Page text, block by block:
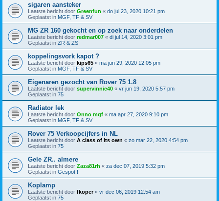
sigaren aansteker
Laatste bericht door Greenfun « do jul 23, 2020 10:21 pm
Geplaatst in MGF, TF & SV
MG ZR 160 gekocht en op zoek naar onderdelen
Laatste bericht door redmar007 « di jul 14, 2020 3:01 pm
Geplaatst in ZR & ZS
koppelingsvork kapot ?
Laatste bericht door kips65 « ma jun 29, 2020 12:05 pm
Geplaatst in MGF, TF & SV
Eigenaren gezocht van Rover 75 1.8
Laatste bericht door supervinnie40 « vr jun 19, 2020 5:57 pm
Geplaatst in 75
Radiator lek
Laatste bericht door Onno mgf « ma apr 27, 2020 9:10 pm
Geplaatst in MGF, TF & SV
Rover 75 Verkoopcijfers in NL
Laatste bericht door A class of its own « zo mar 22, 2020 4:54 pm
Geplaatst in 75
Gele ZR.. almere
Laatste bericht door Zaza81rh « za dec 07, 2019 5:32 pm
Geplaatst in Gespot !
Koplamp
Laatste bericht door fkoper« vr dec 06, 2019 12:54 am
Geplaatst in 75